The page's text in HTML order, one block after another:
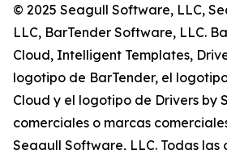
© 2025 Seagull Software, LLC,
LLC, BarTender Software, LLC.
Cloud, Intelligent Templates,
logotipo de BarTender, el
Cloud y el logotipo de Drivers by
comerciales o marcas
Seagull Software, LLC. Todas las